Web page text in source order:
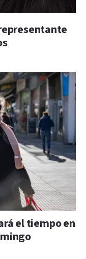
el tiempo en